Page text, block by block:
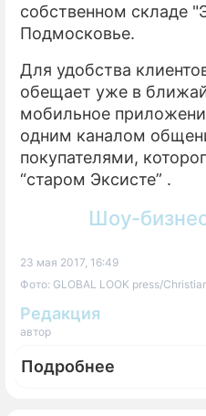
собственном складе
Подмосковье.
Для удобства
обещает уже в
мобильное
одним каналом
покупателями,
“старом Эксисте” .
Шоу-
23 мая 2017, 16:49
Фото: GLOBAL LOOK press/
Редакция
автор
Подробнее